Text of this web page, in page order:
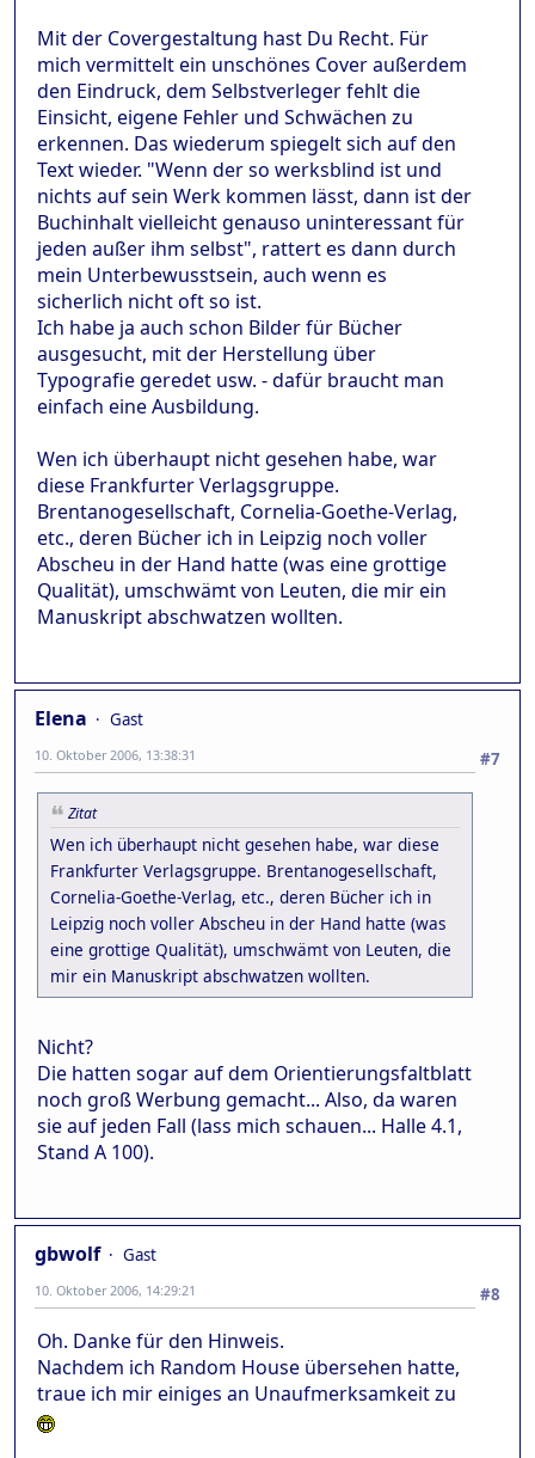
Mit der Covergestaltung hast Du Recht. Für
mich vermittelt ein unschönes Cover außerdem
den Eindruck, dem Selbstverleger fehlt die
Einsicht, eigene Fehler und Schwächen zu
erkennen. Das wiederum spiegelt sich auf den
Text wieder. "Wenn der so werksblind ist und
nichts auf sein Werk kommen lässt, dann ist der
Buchinhalt vielleicht genauso uninteressant für
jeden außer ihm selbst", rattert es dann durch
mein Unterbewusstsein, auch wenn es
sicherlich nicht oft so ist.
Ich habe ja auch schon Bilder für Bücher
ausgesucht, mit der Herstellung über
Typografie geredet usw. - dafür braucht man
einfach eine Ausbildung.
Wen ich überhaupt nicht gesehen habe, war
diese Frankfurter Verlagsgruppe.
Brentanogesellschaft, Cornelia-Goethe-Verlag,
etc., deren Bücher ich in Leipzig noch voller
Abscheu in der Hand hatte (was eine grottige
Qualität), umschwämt von Leuten, die mir ein
Manuskript abschwatzen wollten.
Elena
Gast
#7
10. Oktober 2006, 13:38:31
Zitat
Wen ich überhaupt nicht gesehen habe, war diese
Frankfurter Verlagsgruppe. Brentanogesellschaft,
Cornelia-Goethe-Verlag, etc., deren Bücher ich in
Leipzig noch voller Abscheu in der Hand hatte (was
eine grottige Qualität), umschwämt von Leuten, die
mir ein Manuskript abschwatzen wollten.
Nicht?
Die hatten sogar auf dem Orientierungsfaltblatt
noch groß Werbung gemacht... Also, da waren
sie auf jeden Fall (lass mich schauen... Halle 4.1,
Stand A 100).
gbwolf
Gast
#8
10. Oktober 2006, 14:29:21
Oh. Danke für den Hinweis.
Nachdem ich Random House übersehen hatte,
traue ich mir einiges an Unaufmerksamkeit zu